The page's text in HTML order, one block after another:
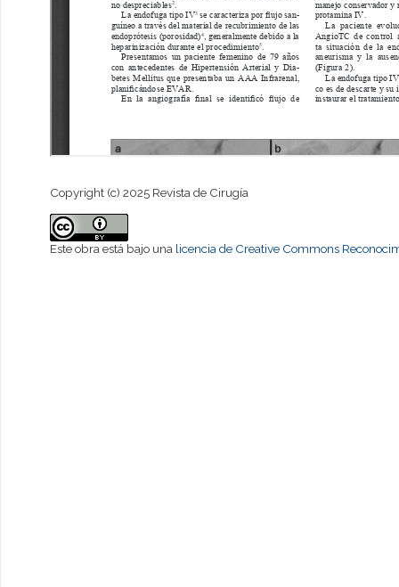
Copyright (c) 2025 Revista de Cirugía
Este obra está bajo una licencia de Creative Commons